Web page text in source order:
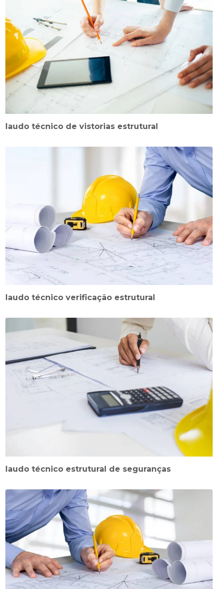
laudo técnico de vistorias estrutural
laudo técnico verificação estrutural
laudo técnico estrutural de seguranças